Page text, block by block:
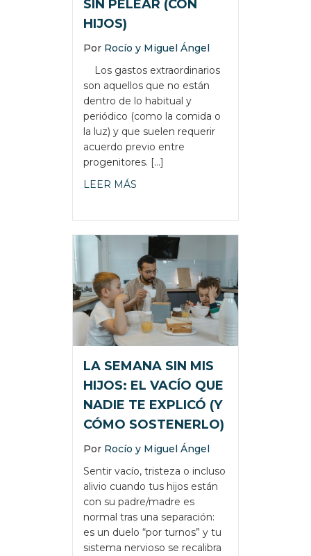
SIN PELEAR (CON
HIJOS)
Por Rocío y Miguel Ángel
Los gastos extraordinarios
son aquellos que no están
dentro de lo habitual y
periódico (como la comida o
la luz) y que suelen requerir
acuerdo previo entre
progenitores. […]
LEER MÁS
LA SEMANA SIN MIS
HIJOS: EL VACÍO QUE
NADIE TE EXPLICÓ (Y
CÓMO SOSTENERLO)
Por Rocío y Miguel Ángel
Sentir vacío, tristeza o incluso
alivio cuando tus hijos están
con su padre/madre es
normal tras una separación:
es un duelo “por turnos” y tu
sistema nervioso se recalibra